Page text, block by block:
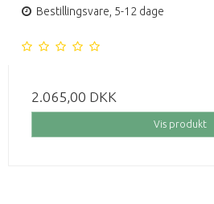
Bestillingsvare, 5-12 dage
2.065,00 DKK
Vis produkt